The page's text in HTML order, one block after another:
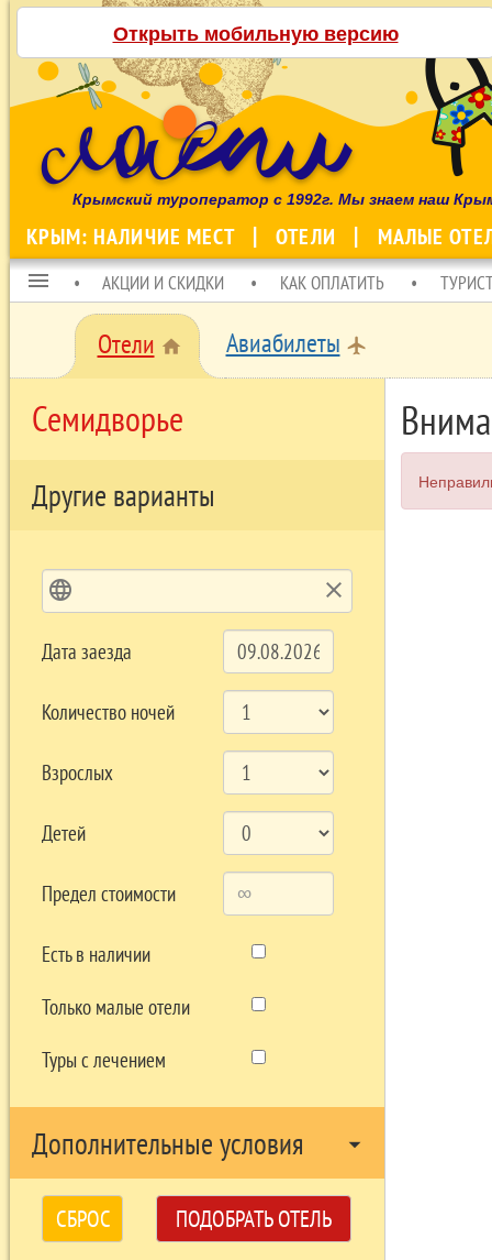
Открыть мобильную версию
Крымский туроператор с 1992г. Мы знаем наш
КРЫМ: НАЛИЧИЕ МЕСТ ОТЕЛИ МАЛЫЕ
menu АКЦИИ И СКИДКИ КАК ОПЛАТИТЬ
Отели home Авиабилеты local_airport
Семидворье
Другие варианты
language clear
Дата заезда
Количество ночей
Взрослых
Детей
Предел стоимости
Есть в наличии
Только малые отели
Туры с лечением
Дополнительные условия arrow_drop_down
СБРОС ПОДОБРАТЬ ОТЕЛЬ